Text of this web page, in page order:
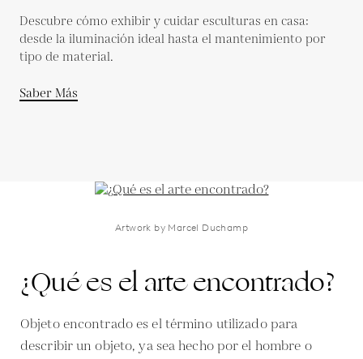
Descubre cómo exhibir y cuidar esculturas en casa:
desde la iluminación ideal hasta el mantenimiento por
tipo de material.
Saber Más
Artwork by Marcel Duchamp
¿Qué es el arte encontrado?
Objeto encontrado es el término utilizado para
describir un objeto, ya sea hecho por el hombre o